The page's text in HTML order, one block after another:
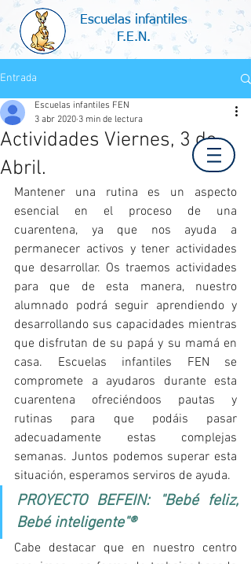
Escuelas infantiles
F.E.N.
Entrada
Actividades Viernes, 3 de
Abril.
Escuelas infantiles FEN
3 abr 2020 3 min de lectura
Mantener una rutina es un aspecto
esencial en el proceso de una
cuarentena, ya que nos ayuda a
permanecer activos y tener actividades
que desarrollar. Os traemos actividades
para que de esta manera, nuestro
alumnado podrá seguir aprendiendo y
desarrollando sus capacidades mientras
que disfrutan de su papá y su mamá en
casa. Escuelas infantiles FEN se
compromete a ayudaros durante esta
cuarentena ofreciéndoos pautas y
rutinas para que podáis pasar
adecuadamente estas complejas
semanas. Juntos podemos superar esta
situación, esperamos serviros de ayuda.
PROYECTO BEFEIN: "Bebé feliz,
Bebé inteligente"®
Cabe destacar que en nuestro centro